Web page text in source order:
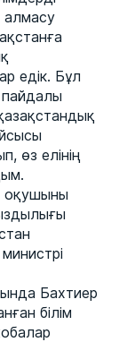
алмасу
едік. Бұл
пайдалы
өз елінің
оқушыны
Бахтиер
білім